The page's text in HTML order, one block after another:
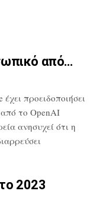
από…
έχει προειδοποιήσει
το OpenAI
ανησυχεί ότι η
2023